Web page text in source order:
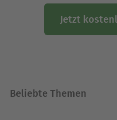
Jetzt
Beliebte Themen